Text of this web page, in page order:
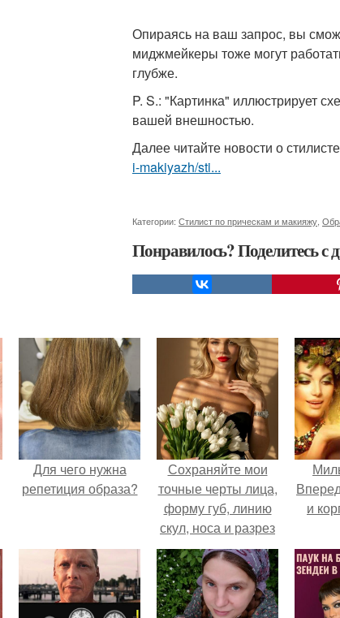
Опираясь на ваш запрос, вы
миджмейкеры тоже могут
глубже.
P. S.: "Картинка" иллюстрирует
вашей внешностью.
Далее читайте новости о
i-makiyazh/sti...
Категории: Стилист по прическам и макияжу
Понравилось? Поделитесь с
Для чего нужна
репетиция образа?
Сохраняйте мои
точные черты лица,
форму губ, линию
скул, носа и разрез
глаз.
и